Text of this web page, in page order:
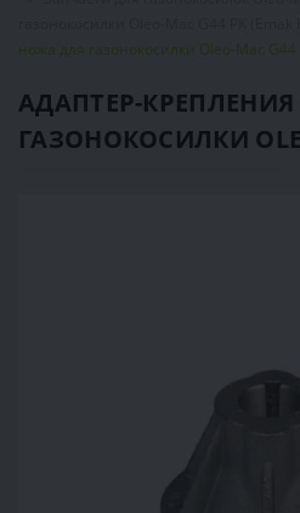
ножа для газонокосилки Oleo-Mac G44
АДАПТЕР-
ГАЗОНОКОСИЛКИ